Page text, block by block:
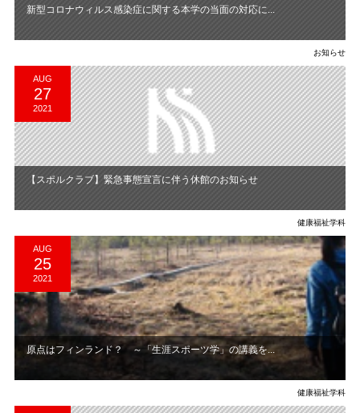
新型コロナウィルス感染症に関する本学の当面の対応に...
お知らせ
AUG
27
2021
【スポルクラブ】緊急事態宣言に伴う休館のお知らせ
健康福祉学科
AUG
25
2021
原点はフィンランド？ ～「生涯スポーツ学」の講義を...
健康福祉学科